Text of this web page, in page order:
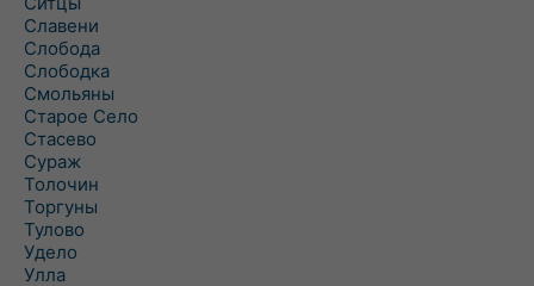
Славени
Слобода
Слободка
Смольяны
Старое Село
Стасево
Сураж
Толочин
Торгуны
Тулово
Удело
Улла